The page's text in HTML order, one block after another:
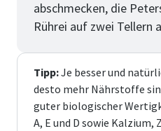
abschmecken, die
Rührei auf zwei Tellern
Tipp:Je besser und
desto mehr Nährstoffe
guter biologischer
A, E und D sowie Kalzium,